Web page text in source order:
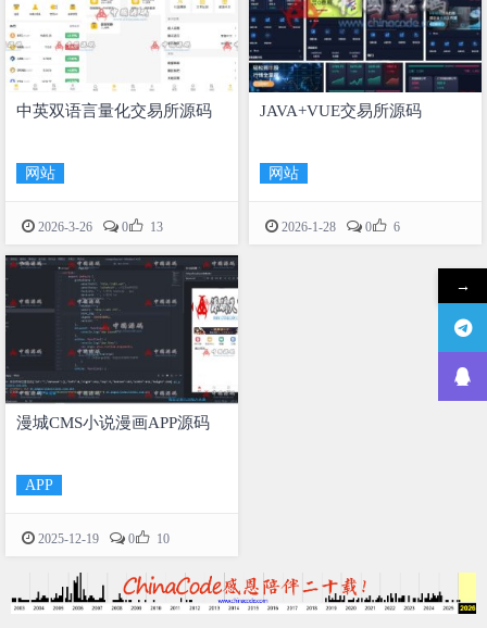
中英双语言量化交易所源码
网站
2026-3-26 0 13
JAVA+VUE交易所源码
网站
2026-1-28 0 6
漫城CMS小说漫画APP源码
APP
2025-12-19 0 10
→